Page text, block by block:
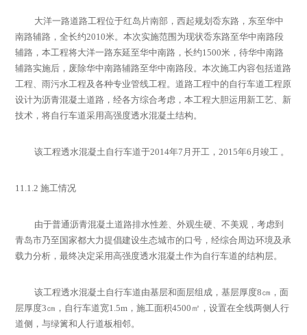
大洋一路道路工程位于红岛片南部，西起规划岙东路，东至华中
南路辅路，全长约2010米。本次实施范围为现状岙东路至华中南路段
辅路，本工程将大洋一路东延至华中南路，长约1500米，待华中南路
辅路实施后，废除华中南路辅路至华中南路段。本次施工内容包括道路
工程、雨污水工程及各种专业管线工程。道路工程中的自行车道工程原
设计为沥青混凝土道路，经各方综合考虑，本工程大胆运用新工艺、新
技术，将自行车道采用高强度透水混凝土结构。
该工程透水混凝土自行车道于2014年7 月开工，2015年6 月竣工 。
11.1.2施工情况
由于普通沥青混凝土道路排水性差、外观生硬、不美观，考虑到
青岛市乃至国家都大力提倡建设生态城市的口号，经综合周边环境及承
载力分析，最终决定采用高强度透水混凝土作为自行车道的结构层。
该工程透水混凝土自行车道由基层和面层组成，基层厚度8㎝，面
层厚度3㎝，自行车道宽1.5m ，施工面积4500 ㎡，设置在全线两侧人行
道侧，与绿篱和人行道板相邻。